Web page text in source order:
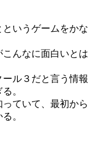
いうゲームをかな
んなに面白いとは
ル３だと言う情報
。
ていて、最初から
。